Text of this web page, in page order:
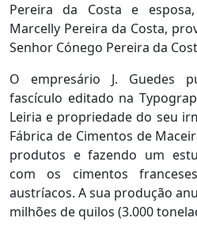
Pereira da Costa e
Marcelly Pereira da Costa,
Senhor Cónego Pereira da
O empresário J. Guedes
fascículo editado na
Leiria e propriedade do seu
Fábrica de Cimentos de
produtos e fazendo um
com os cimentos
austríacos. A sua produção
milhões de quilos (3.000